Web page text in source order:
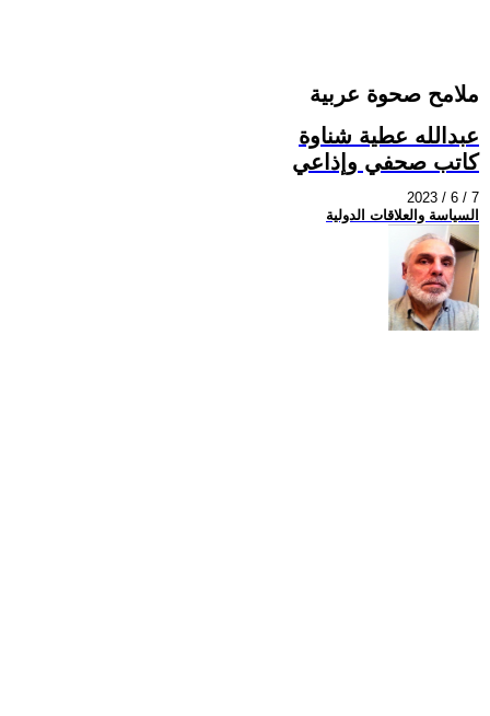
ملامح صحوة عربية
عبدالله عطية شناوة
كاتب صحفي وإذاعي
2023 / 6 / 7
السياسة والعلاقات الدولية